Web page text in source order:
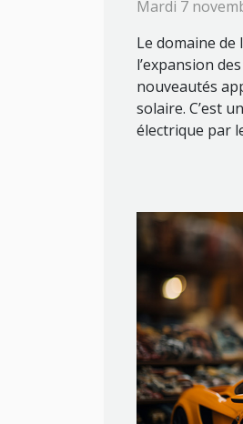
Mardi 7
Le domaine de
l’expansion
nouveautés
solaire. C’est
électrique par